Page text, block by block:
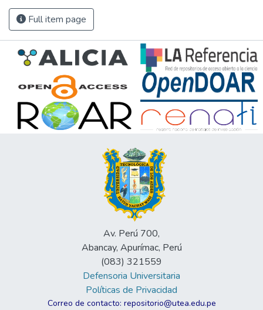
Full item page
Av. Perú 700,
Abancay, Apurímac, Perú
(083) 321559
Defensoria Universitaria
Políticas de Privacidad
Correo de contacto: repositorio@utea.edu.pe